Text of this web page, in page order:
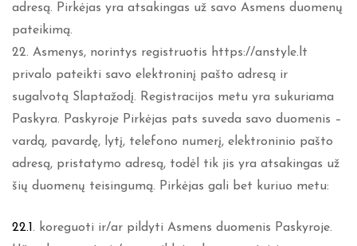
adresą. Pirkėjas yra atsakingas už savo Asmens duomenų
pateikimą.
22. Asmenys, norintys registruotis https://anstyle.lt
privalo pateikti savo elektroninį pašto adresą ir
sugalvotą Slaptažodį. Registracijos metu yra sukuriama
Paskyra. Paskyroje Pirkėjas pats suveda savo duomenis –
vardą, pavardę, lytį, telefono numerį, elektroninio pašto
adresą, pristatymo adresą, todėl tik jis yra atsakingas už
šių duomenų teisingumą. Pirkėjas gali bet kuriuo metu:
22.1. koreguoti ir/ar pildyti Asmens duomenis Paskyroje.